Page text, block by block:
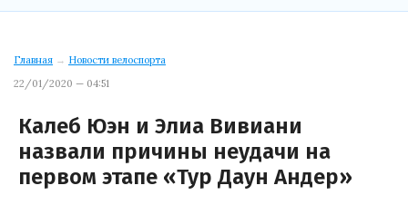
Главная → Новости велоспорта
22/01/2020 — 04:51
Калеб Юэн и Элиа Вивиани
назвали причины неудачи на
первом этапе «Тур Даун Андер»